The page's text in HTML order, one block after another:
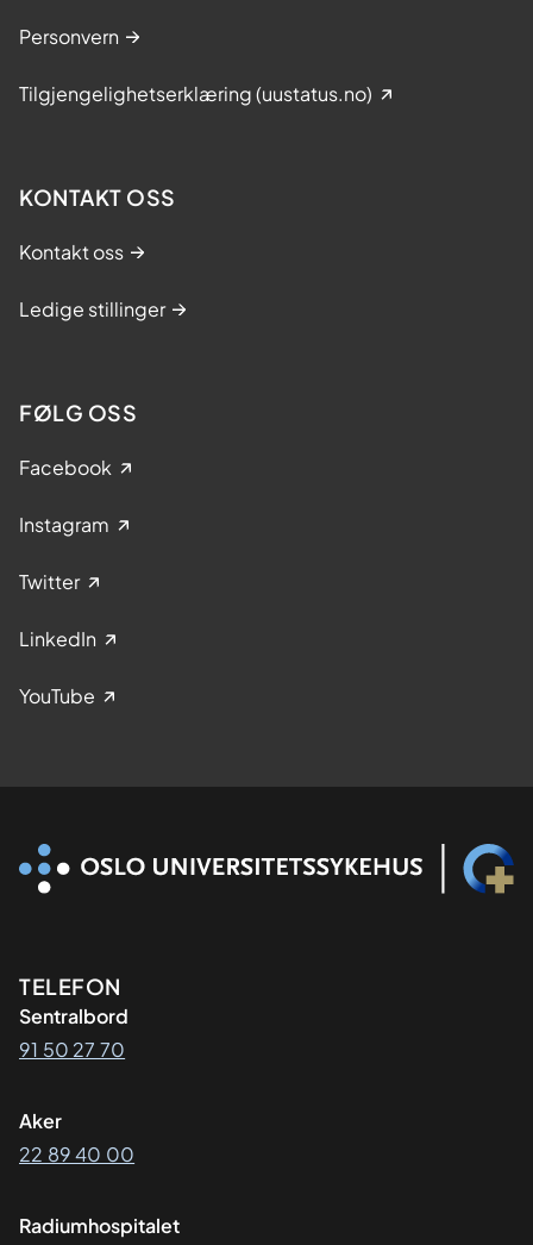
Personvern
Tilgjengelighetserklæring (uustatus.no)
KONTAKT OSS
Kontakt oss
Ledige stillinger
FØLG OSS
Facebook
Instagram
Twitter
LinkedIn
YouTube
Kontaktinformasjon
TELEFON
Sentralbord
91 50 27 70
Aker
22 89 40 00
Radiumhospitalet